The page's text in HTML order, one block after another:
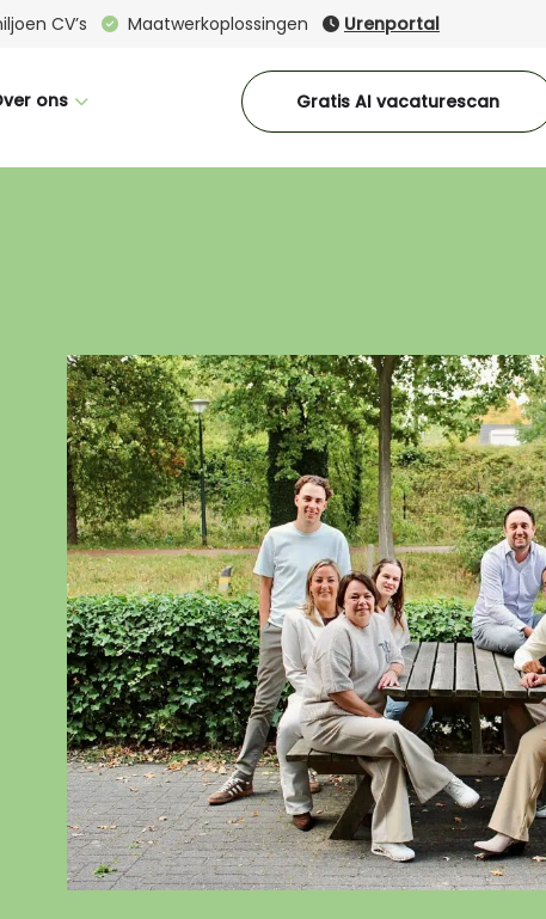
CV’s Maatwerkoplossingen Urenportal
ons
zijn wij
Downloads
Gratis AI vacaturescan